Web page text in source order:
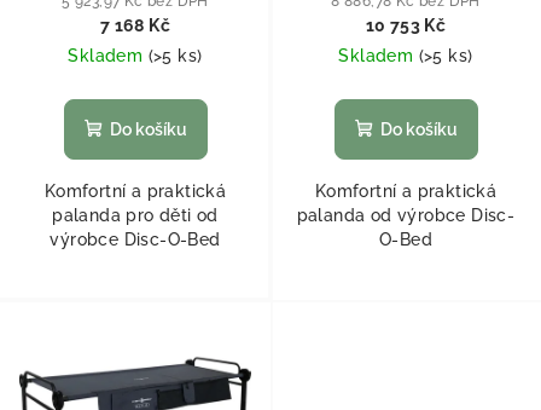
7 168 Kč
Skladem (>5 ks)
Do košíku
Komfortní a praktická
palanda pro děti od
výrobce Disc-O-Bed
10 753 Kč
Skladem (>5 ks)
Do košíku
Komfortní a praktická
palanda od výrobce Disc-
O-Bed